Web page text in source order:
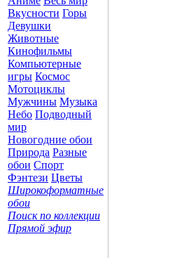
Вкусности Горы
Девушки
Животные
Кинофильмы
Компьютерные
игры Космос
Мотоциклы
Мужчины Музыка
Небо Подводный
мир
Новогодние обои
Природа Разные
обои Спорт
Фэнтези Цветы
Широкоформатные
обои
Поиск по коллекции
Прямой эфир